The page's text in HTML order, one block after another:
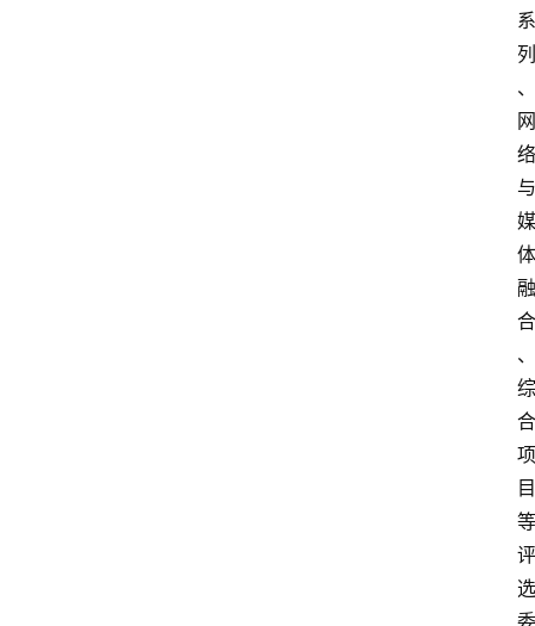
系
列
、
网
络
与
媒
体
融
合
、
综
合
项
目
等
评
选
委